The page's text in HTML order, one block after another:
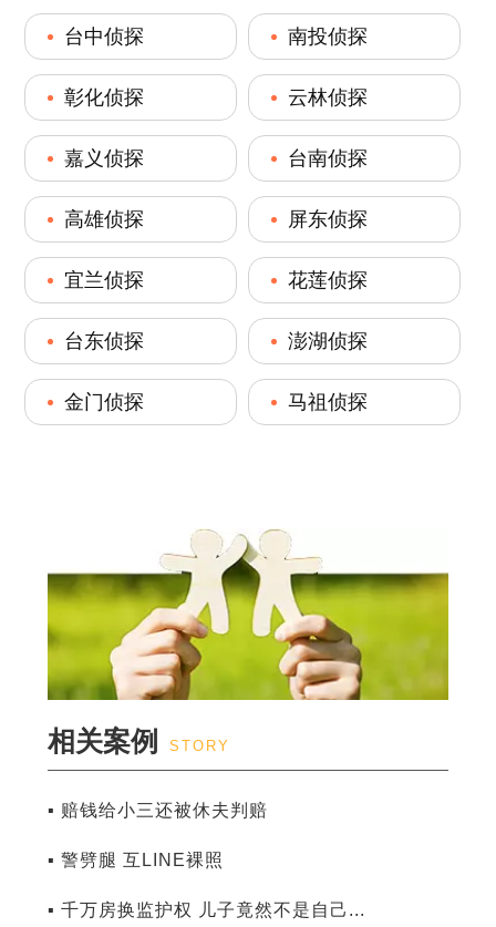
台中侦探 南投侦探
彰化侦探 云林侦探
嘉义侦探 台南侦探
高雄侦探 屏东侦探
宜兰侦探 花莲侦探
台东侦探 澎湖侦探
金门侦探 马祖侦探
相关案例 STORY
▪ 赔钱给小三还被休夫判赔
▪ 警劈腿 互LINE裸照
▪ 千万房换监护权 儿子竟然不是自己...